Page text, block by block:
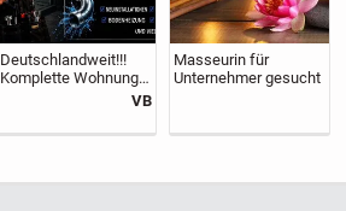
Deutschlandweit!!!
Komplette Wohnung
Sanierung - Sanitär-VB
Masseurin für
Unternehmer gesucht